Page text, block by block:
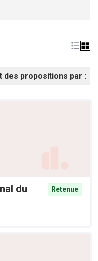
des propositions par :
du
Retenue